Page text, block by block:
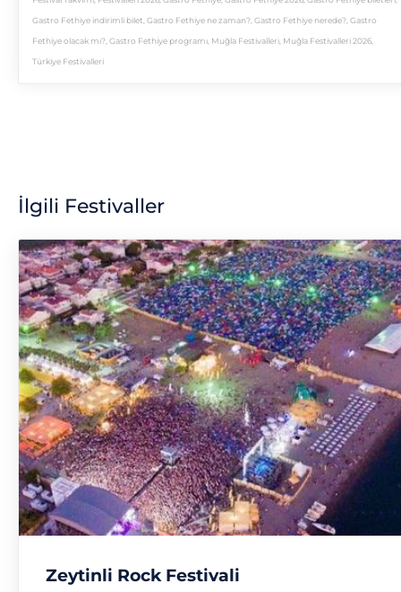
Gastro Fethiye indirimli bilet Gastro Fethiye ne zaman? Gastro Fethiye nerede? Gastro
Fethiye olacak mı? Gastro Fethiye programı Muğla Festivalleri Muğla Festivalleri 2026
Türkiye Festivalleri
İlgili Festivaller
Zeytinli Rock Festivali